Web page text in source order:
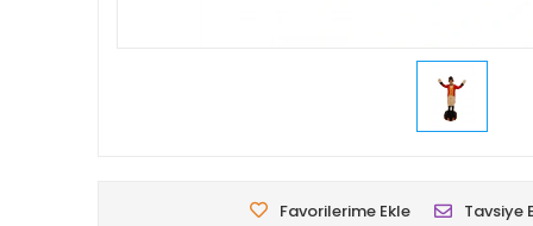
Favorilerime Ekle Tavsiye